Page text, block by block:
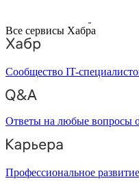
Все сервисы Хабра
Сообщество IT-
Ответы на любые вопросы
Профессиональное